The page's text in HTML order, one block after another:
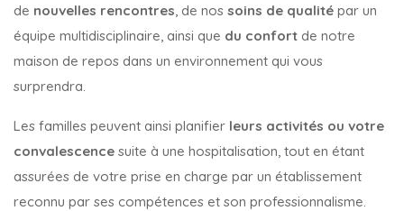
de nouvelles rencontres, de nos soins de qualité par un
équipe multidisciplinaire, ainsi que du confort de notre
maison de repos dans un environnement qui vous
surprendra.
Les familles peuvent ainsi planifier leurs activités ou votre
convalescence suite à une hospitalisation, tout en étant
assurées de votre prise en charge par un établissement
reconnu par ses compétences et son professionnalisme.